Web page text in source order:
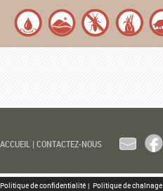
ACCUEIL | CONTACTEZ-NOUS
Politique de confidentialité | Politique de chaînage